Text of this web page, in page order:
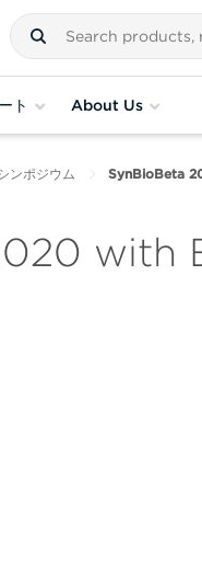
ト About Us
ンポジウム SynBioBeta
with